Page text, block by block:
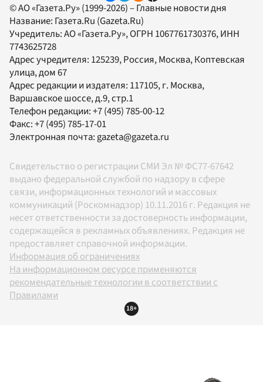
© АО «Газета.Ру» (1999-2026) – Главные новости дня
Название: Газета.Ru (Gazeta.Ru)
Учредитель:АО «Газета.Ру», ОГРН 1067761730376, ИНН
7743625728
Адрес учредителя: 125239, Россия, Москва, Коптевская
улица, дом 67
Адрес редакции и издателя: 117105, г. Москва,
Варшавское шоссе, д.9, стр.1
Телефон редакции:+7 (495) 785-00-12
Факс:+7 (495) 785-17-01
Электронная почта: gazeta@gazeta.ru
Свидетельство о регистрации СМИ Эл № ФС77-67642
выдано федеральной службой по надзору в сфере
связи, информационных технологий и массовых
коммуникаций (Роскомнадзор) 10.11.2016 г. Редакция не
несет ответственности за достоверность информации,
содержащейся в рекламных объявлениях. Редакция не
предоставляет справочной информации.
Информация об ограничениях
На информационном ресурсе применяются
рекомендательные технологии в соответствии с
Правилами
18+